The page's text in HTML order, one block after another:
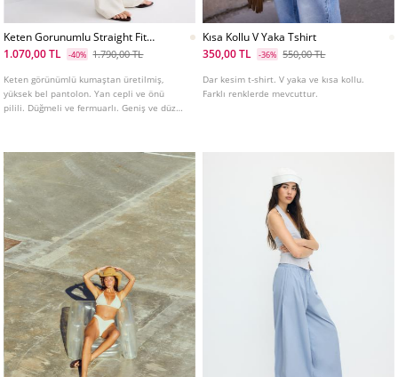
Keten Gorunumlu Straight Fit
Pantolon
1.070,00 TL -40% 1.790,00 TL
Keten görünümlü kumaştan üretilmiş,
yüksek bel pantolon. Yan cepli ve önü
pilili. Düğmeli ve fermuarlı. Geniş ve düz
Kısa Kollu V Yaka Tshirt
350,00 TL
-36% 550,00 TL
Dar kesim t-shirt. V yaka ve kısa kollu.
Farklı renklerde mevcuttur.